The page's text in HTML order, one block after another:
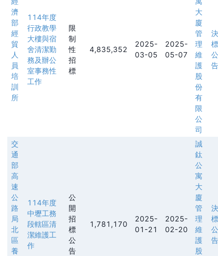
濟
部
經
貿
人
員
培
訓
所
114年度
行政教學
大樓與宿
舍清潔勤
務及辦公
室事務性
工作
限
制
性
招
標
4,835,352
2025-
03-05
2025-
05-07
大
廈
管
理
維
護
股
份
有
限
公
司
決
標
公
告
交
通
部
高
速
公
路
局
北
區
養
114年度
中壢工務
段轄區清
潔維護工
作
公
開
招
標
公
告
1,781,170
2025-
01-21
2025-
02-20
誠
鈦
公
寓
大
廈
管
理
維
護
股
決
標
公
告